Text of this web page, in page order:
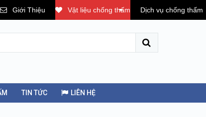
Giới Thiệu Vật liệu chống thấm Dịch vụ chống thấm
TIN TỨC LIÊN HỆ